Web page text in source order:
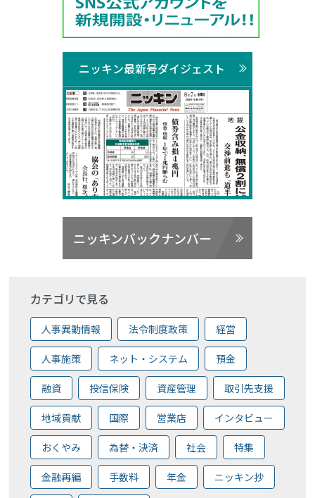
ニッキン最新号ダイジェスト
ニッキンバックナンバー
カテゴリで見る
人事異動情報 法令制度政策 経営
人事施策 ネット・システム 預金
融資 投信保険 資産管理 取引先支援
地域貢献 国際 営業店 インタビュー
おくやみ 為替・決済 社会 特集
金融再編 手数料 年金 ニッキン抄